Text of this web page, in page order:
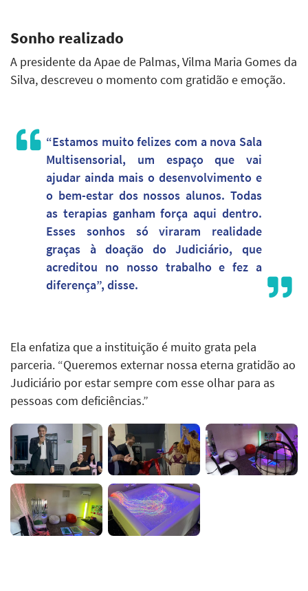
Sonho realizado
A presidente da Apae de Palmas, Vilma Maria Gomes da
Silva, descreveu o momento com gratidão e emoção.
“Estamos muito felizes com a nova Sala
Multisensorial, um espaço que vai
ajudar ainda mais o desenvolvimento e
o bem-estar dos nossos alunos. Todas
as terapias ganham força aqui dentro.
Esses sonhos só viraram realidade
graças à doação do Judiciário, que
acreditou no nosso trabalho e fez a
diferença”, disse.
Ela enfatiza que a instituição é muito grata pela
parceria. “Queremos externar nossa eterna gratidão ao
Judiciário por estar sempre com esse olhar para as
pessoas com deficiências.”